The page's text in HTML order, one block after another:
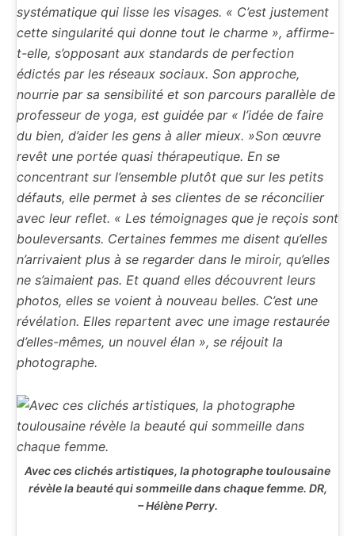
systématique qui lisse les visages. « C’est justement
cette singularité qui donne tout le charme », affirme-
t-elle, s’opposant aux standards de perfection
édictés par les réseaux sociaux. Son approche,
nourrie par sa sensibilité et son parcours parallèle de
professeur de yoga, est guidée par « l’idée de faire
du bien, d’aider les gens à aller mieux. »Son œuvre
revêt une portée quasi thérapeutique. En se
concentrant sur l’ensemble plutôt que sur les petits
défauts, elle permet à ses clientes de se réconcilier
avec leur reflet. « Les témoignages que je reçois sont
bouleversants. Certaines femmes me disent qu’elles
n’arrivaient plus à se regarder dans le miroir, qu’elles
ne s’aimaient pas. Et quand elles découvrent leurs
photos, elles se voient à nouveau belles. C’est une
révélation. Elles repartent avec une image restaurée
d’elles-mêmes, un nouvel élan », se réjouit la
photographe.
Avec ces clichés artistiques, la photographe toulousaine
révèle la beauté qui sommeille dans chaque femme. DR,
– Hélène Perry.